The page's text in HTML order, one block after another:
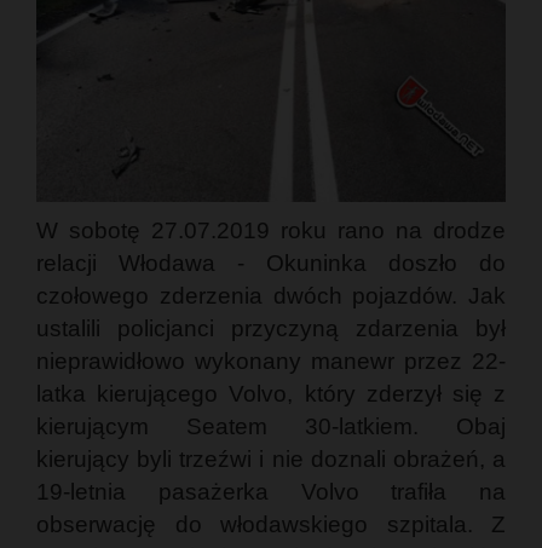
W sobotę 27.07.2019 roku rano na drodze
relacji Włodawa - Okuninka doszło do
czołowego zderzenia dwóch pojazdów. Jak
ustalili policjanci przyczyną zdarzenia był
nieprawidłowo wykonany manewr przez 22-
latka kierującego Volvo, który zderzył się z
kierującym Seatem 30-latkiem. Obaj
kierujący byli trzeźwi i nie doznali obrażeń, a
19-letnia pasażerka Volvo trafiła na
obserwację do włodawskiego szpitala. Z